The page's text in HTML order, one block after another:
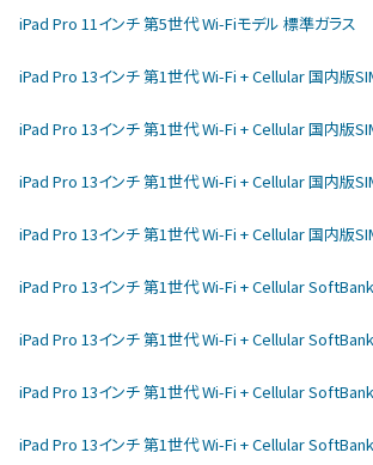
iPad Pro 11インチ 第5世代 Wi-Fiモデル 標準ガラス
iPad Pro 13インチ 第1世代 Wi-Fi + Cellular 国内版
iPad Pro 13インチ 第1世代 Wi-Fi + Cellular 国内版
iPad Pro 13インチ 第1世代 Wi-Fi + Cellular 国内版
iPad Pro 13インチ 第1世代 Wi-Fi + Cellular 国内版
iPad Pro 13インチ 第1世代 Wi-Fi + Cellular
iPad Pro 13インチ 第1世代 Wi-Fi + Cellular
iPad Pro 13インチ 第1世代 Wi-Fi + Cellular
iPad Pro 13インチ 第1世代 Wi-Fi + Cellular